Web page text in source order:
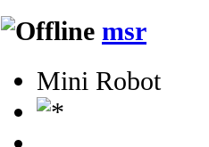
msr
Mini Robot